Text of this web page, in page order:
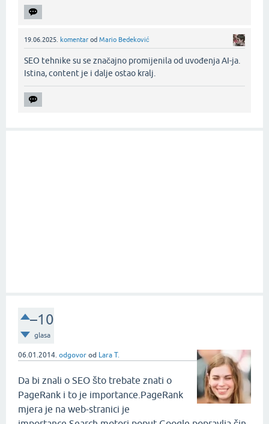
19.06.2025. komentar od Mario Bedeković
SEO tehnike su se značajno promijenila od uvođenja AI-ja.
Istina, content je i dalje ostao kralj.‌
–10
glasa
06.01.2014. odgovor od Lara T.
Da bi znali o SEO što trebate znati o
PageRank i to je importance.PageRank
mjera je na web-stranici je